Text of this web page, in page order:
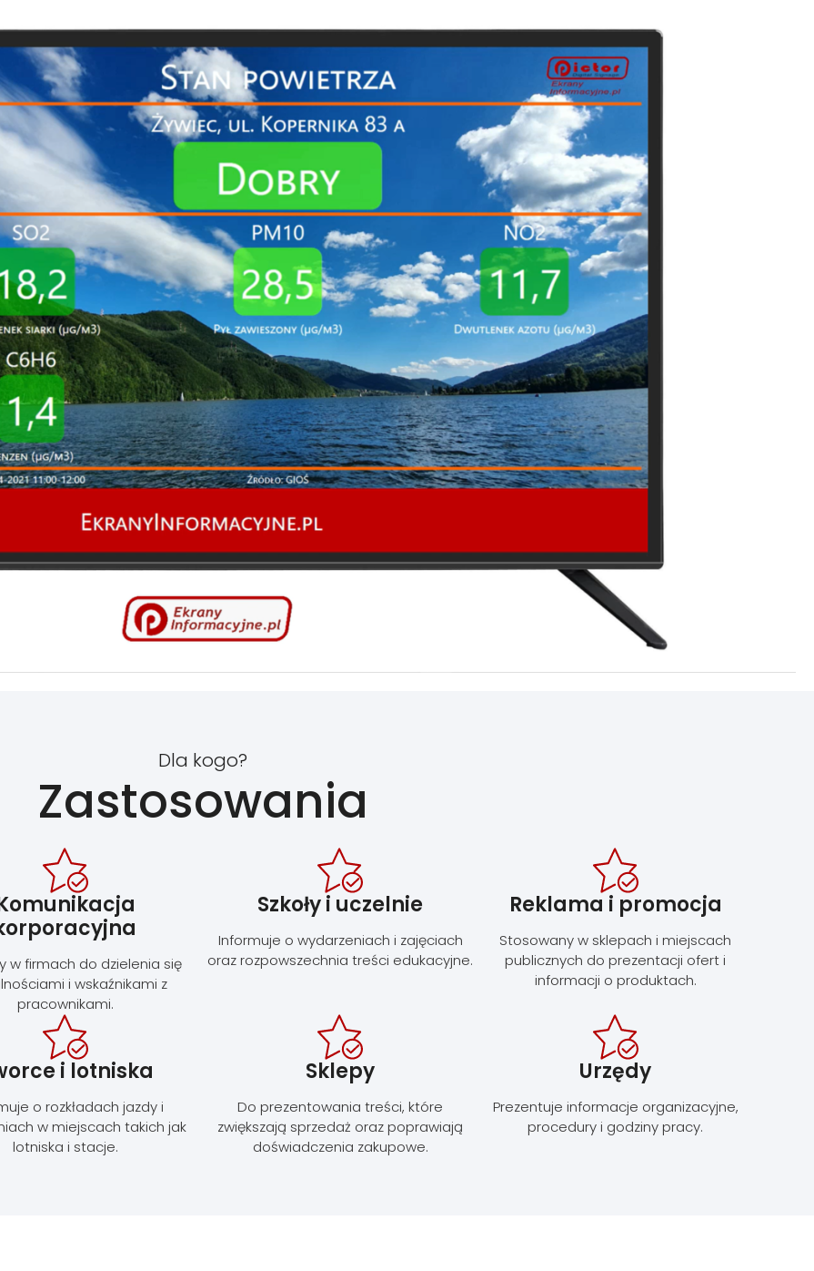
Dla kogo?
Zastosowania
w firmach do dzielenia się
i wskaźnikami z
pracownikami.
Szkoły i uczelnie
Informuje o wydarzeniach i zajęciach
oraz rozpowszechnia treści edukacyjne.
Reklama i promocja
Stosowany w sklepach i miejscach
publicznych do prezentacji ofert i
informacji o produktach.
i lotniska
o rozkładach jazdy i
w miejscach takich jak
lotniska i stacje.
Sklepy
Do prezentowania treści, które
zwiększają sprzedaż oraz poprawiają
doświadczenia zakupowe.
Urzędy
Prezentuje informacje organizacyjne,
procedury i godziny pracy.